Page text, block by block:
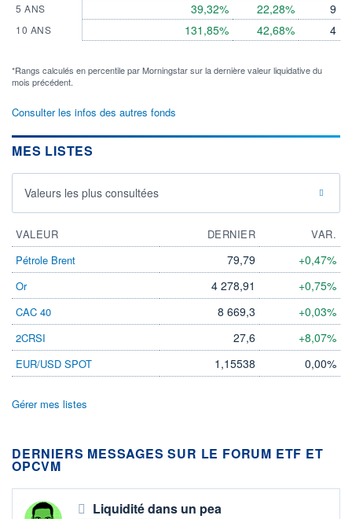
5 ANS
10 ANS
39,32%
131,85%
22,28%
42,68%
9
4
*Rangs calculés en percentile par Morningstar sur la dernière valeur liquidative du
mois précédent.
Consulter les infos des autres fonds
MES LISTES
Valeurs les plus consultées
VALEUR DERNIER
VAR.
Pétrole Brent
79,79 +0,47%
Or 4 278,91 +0,75%
CAC 40 8 669,3 +0,03%
2CRSI 27,6 +8,07%
EUR/USD SPOT 1,15538 0,00%
Gérer mes listes
DERNIERS MESSAGES SUR LE FORUM ETF ET
OPCVM
Liquidité dans un pea